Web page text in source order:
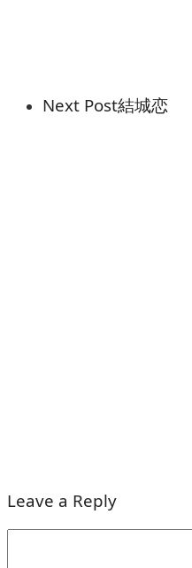
Next Post結城恋
Leave a Reply